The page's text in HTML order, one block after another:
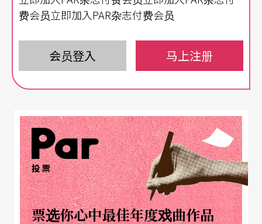
或民间大小音乐团队，音乐家们仍有相当数量的演
作曲家金希文合作的创新歌剧《黑须马偕》、台湾
弦乐团与剧场导演符宏征合作的《消失的王国》；
游昌发合作，创作演出的《桃花扇》；国立台湾交
响乐团与唐美云歌仔戏团、作曲家钟耀光、刘文亮
合作的《蝶谷残梦》；由台、日、欧等地作曲家共
同创作，两厅院与朱宗庆打击乐团联合主办演出的
「击乐进行式」等。此外，跨界音乐与绘画、音乐
费会员立即加入PAR杂志付费会员
会员登入 马上注册
投票
票选你心中最佳年度戏曲作品